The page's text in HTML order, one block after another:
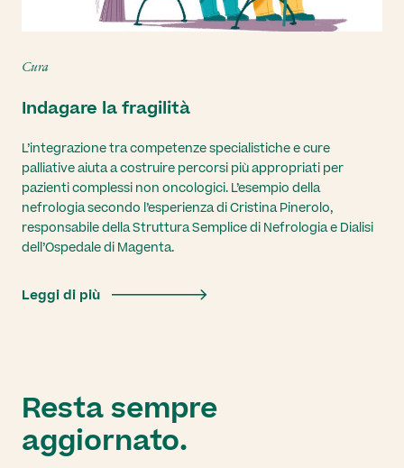
Cura
Indagare la fragilità
L’integrazione tra competenze specialistiche e cure
palliative aiuta a costruire percorsi più appropriati per
pazienti complessi non oncologici. L’esempio della
nefrologia secondo l’esperienza di Cristina Pinerolo,
responsabile della Struttura Semplice di Nefrologia e Dialisi
dell’Ospedale di Magenta.
Leggi di più
Resta sempre
aggiornato.